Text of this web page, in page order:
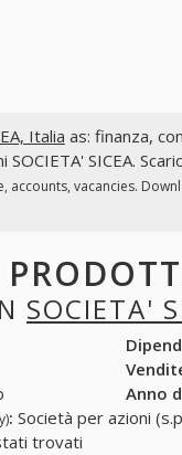
Italia as: finanza,
SICEA.
accounts, vacancies.
SOCIETA'
Anno
: Società per azioni
trovati